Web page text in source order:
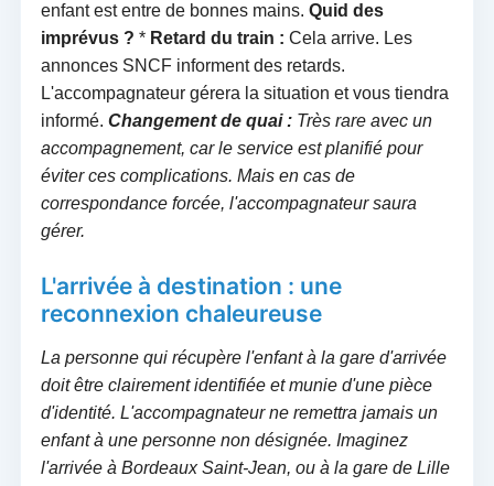
enfant est entre de bonnes mains. Quid des
imprévus ? * Retard du train : Cela arrive. Les
annonces SNCF informent des retards.
L'accompagnateur gérera la situation et vous tiendra
informé. Changement de quai :Très rare avec un
accompagnement, car le service est planifié pour
éviter ces complications. Mais en cas de
correspondance forcée, l'accompagnateur saura
gérer.
L'arrivée à destination : une
reconnexion chaleureuse
La personne qui récupère l'enfant à la gare d'arrivée
doit être clairement identifiée et munie d'une pièce
d'identité. L'accompagnateur ne remettra jamais un
enfant à une personne non désignée. Imaginez
l'arrivée à Bordeaux Saint-Jean, ou à la gare de Lille